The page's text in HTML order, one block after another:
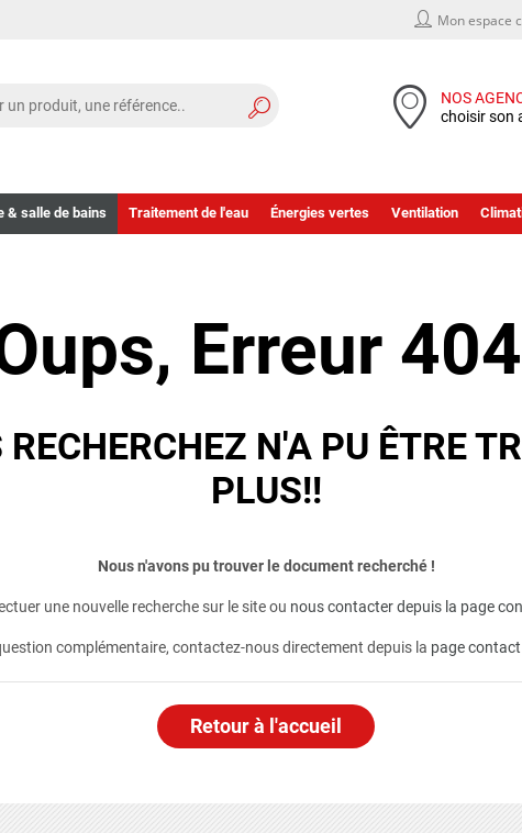
Mon espace
NOS
choisir son
& salle de bains Traitement de l'eau Énergies vertes Ventilation
Erreur
N'A PU ÊTRE
PLUS!!
Nous n'avons pu trouver le document recherché !
une nouvelle recherche sur le site ou nous contacter depuis la page
complémentaire, contactez-nous directement depuis la page contact
Retour à l'accueil